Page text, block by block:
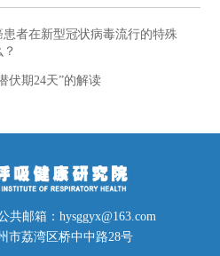
患者在新型冠状病毒流行的特殊
伏期24天”的解读
共邮箱：hysggyx@163.com
市荔湾区桥中中路28号